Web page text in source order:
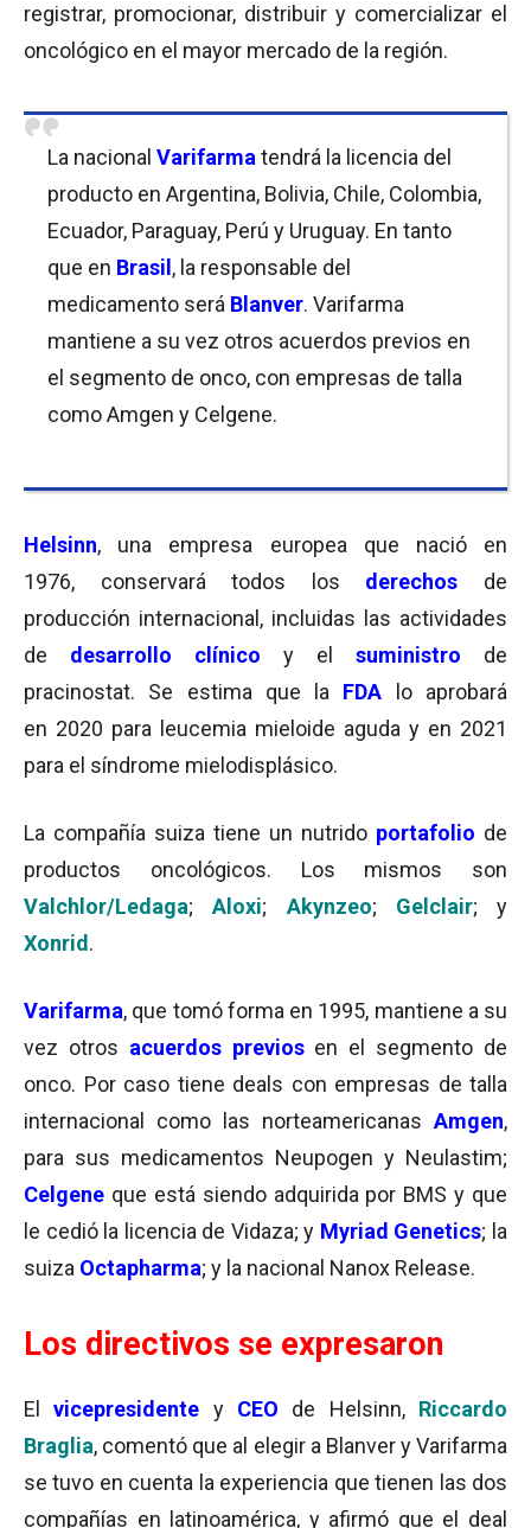
registrar, promocionar, distribuir y comercializar el
oncológico en el mayor mercado de la región.
La nacional Varifarma tendrá la licencia del
producto en Argentina, Bolivia, Chile, Colombia,
Ecuador, Paraguay, Perú y Uruguay. En tanto
que en Brasil , la responsable del
medicamento será Blanver. Varifarma
mantiene a su vez otros acuerdos previos en
el segmento de onco, con empresas de talla
como Amgen y Celgene.
Helsinn, una empresa europea que nació en
1976, conservará todos los derechos
de
producción internacional, incluidas las actividades
de desarrollo clínico y el suministro de
pracinostat. Se estima que la FDA lo aprobará
en 2020 para leucemia mieloide aguda y en 2021
para el síndrome mielodisplásico.
La compañía suiza tiene un nutrido portafolio de
productos oncológicos. Los mismos son
Valchlor/Ledaga;Aloxi; Akynzeo; Gelclair; y
Xonrid .
Varifarma, que tomó forma en 1995, mantiene a su
vez otros acuerdos previosen el segmento de
onco. Por caso tiene deals con empresas de talla
internacional como las norteamericanas Amgen,
para sus medicamentos Neupogen y Neulastim;
Celgene que está siendo adquirida por BMS y que
le cedió la licencia de Vidaza; y Myriad Genetics; la
suiza Octapharma; y la nacional Nanox Release.
Los directivos se expresaron
Elvicepresidente yCEO de Helsinn, Riccardo
Braglia, comentó que al elegir a Blanver y Varifarma
se tuvo en cuenta la experiencia que tienen las dos
compañías en latinoamérica, y afirmó que el deal